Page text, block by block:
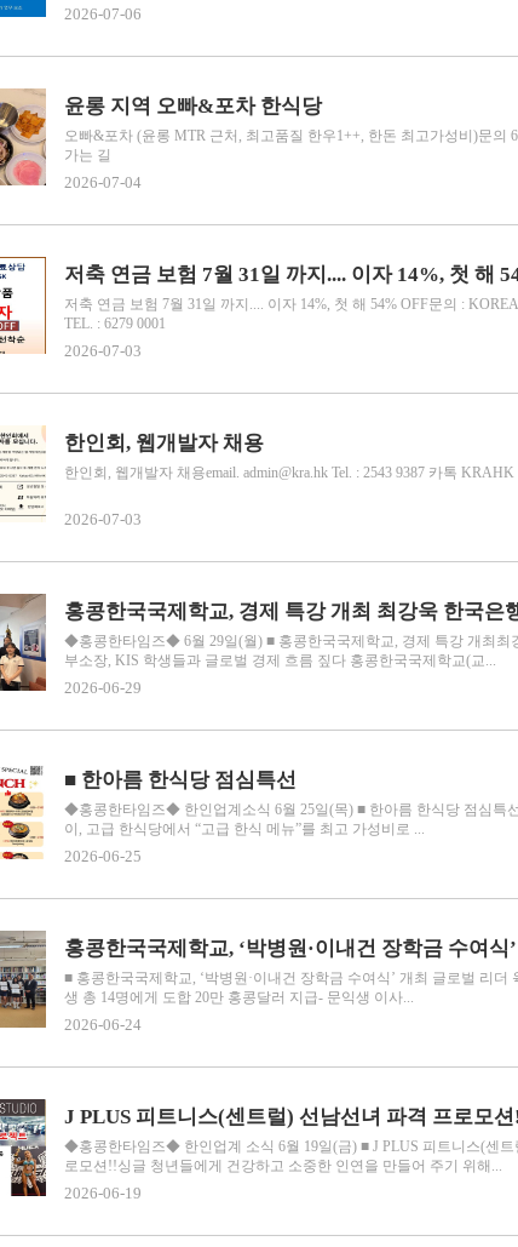
2026-07-06
윤롱 지역 오빠&포차 한식당
오빠&포차 (윤롱 MTR 근처, 최고품질 한우1++, 한돈 최고가성비)문의
가는 길
2026-07-04
저축 연금 보험 7월 31일 까지.... 이자 14%, 첫 해
저축 연금 보험 7월 31일 까지.... 이자 14%, 첫 해 54% OFF문의 :
TEL. : 6279 0001
2026-07-03
한인회, 웹개발자 채용
한인회, 웹개발자 채용email. admin@kra.hk Tel. : 2543 9387 카톡 KRAHK
2026-07-03
◆홍콩한타임즈◆ 6월 29일(월) ■ 홍콩한국국제학교, 경제 특강 개최최
부소장, KIS 학생들과 글로벌 경제 흐름 짚다 홍콩한국국제학교(교...
2026-06-29
■ 한아름 한식당 점심특선
◆홍콩한타임즈◆ 한인업계소식 6월 25일(목) ■ 한아름 한식당 점심특
이, 고급 한식당에서 “고급 한식 메뉴”를 최고 가성비로 ...
2026-06-25
홍콩한국국제학교, ‘박병원·이내건 장학금 수여식’
■ 홍콩한국국제학교, ‘박병원·이내건 장학금 수여식’ 개최 글로벌 리더
생 총 14명에게 도합 20만 홍콩달러 지급- 문익생 이사...
2026-06-24
◆홍콩한타임즈◆ 한인업계 소식 6월 19일(금) ■ J PLUS 피트니스(센트
로모션!!싱글 청년들에게 건강하고 소중한 인연을 만들어 주기 위해...
2026-06-19